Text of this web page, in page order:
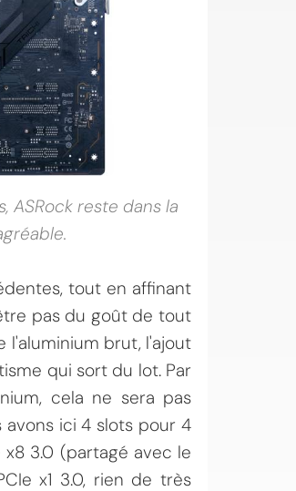
ASRock reste dans la
tout en affinant
pas du goût de tout
l'aluminium brut, l'ajout
qui sort du lot. Par
cela ne sera pas
ici 4 slots pour 4
x8 3.0 (partagé avec le
x1 3.0, rien de très